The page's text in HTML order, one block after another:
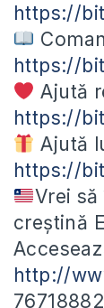
https://
https://
Ajută
https://
Ajută
https://
Vrei
creștină
http://
76718882